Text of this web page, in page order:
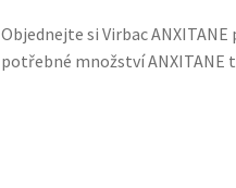
Objednejte si Virbac
potřebné množství ANXITANE